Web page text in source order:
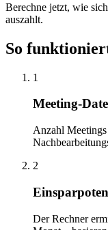
Berechne jetzt, wie
auszahlt.
So
1
Meeting-
Anzahl
2
Der Rechner